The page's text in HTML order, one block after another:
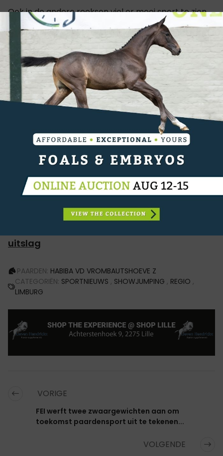
Ook in de andere reeksen viel er mooi sport te zien.
In de
1m30-rubriek op vrijdag was het
Nico Baerts die de toon zette: hij won met
Qmusic Boy van de Zavel(Golden Boy du Geer)
en plaatste zich tweede in het zadel van
Razlle Dazlle van de Zavel(Cicero Z van
Paemel).
Laura StotzemenGuitlermo
(Tangelo
vd Zuuthoeve) vervolledigden het podium.
, op donderdag, ging de
overwinning naarKarsten Van Esmet
Pepita Di Cantero
(Kafka vd Heffinck). Van Es
bleef hier net geen twee seconden voor op
Jonny Geussensen BWP-hengst, Killer (Qody de
Saint-Auber). In het zadel van Extraction vd
Kattevennen Z (H&M Extra) schreefVan Es
derde plaats op naam.
uitslag
PAARDEN: HABIBA VD VROMBAUTSHOEVE Z
CATEGORIËN: SPORTNIEUWS , SHOWJUMPING , REGIO ,
LIMBURG
VORIGE
FEI werft twee zwaargewichten aan om
toekomst paardensport uit te tekenen...
VOLGENDE